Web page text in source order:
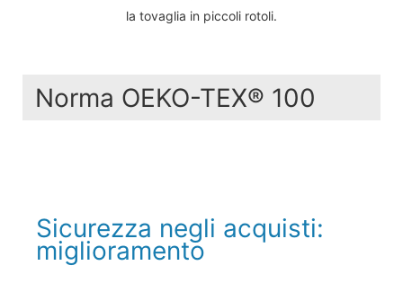
la tovaglia in piccoli rotoli.
Norma OEKO-TEX® 100
Sicurezza negli acquisti:
miglioramento